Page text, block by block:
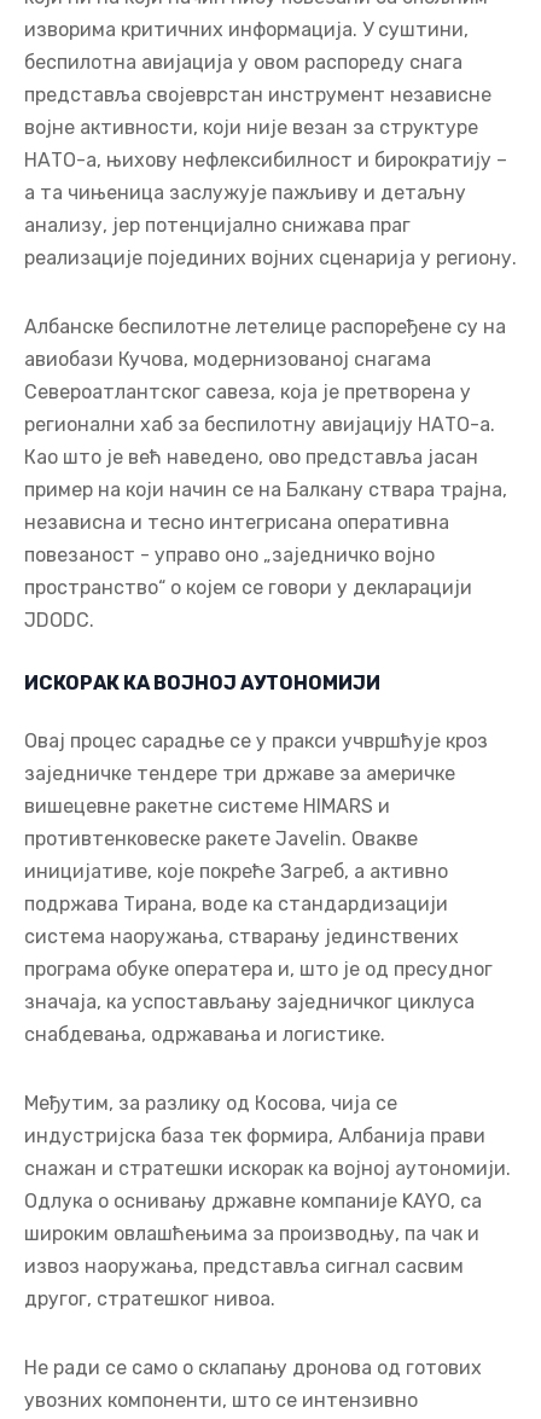
изворима критичних информација. У суштини,
беспилотна авијација у овом распореду снага
представља својеврстан инструмент независне
војне активности, који није везан за структуре
НАТО-а, њихову нефлексибилност и бирократију –
а та чињеница заслужује пажљиву и детаљну
анализу, јер потенцијално снижава праг
реализације појединих војних сценарија у региону.
Албанске беспилотне летелице распоређене су на
авиобази Кучова, модернизованој снагама
Североатлантског савеза, која је претворена у
регионални хаб за беспилотну авијацију НАТО-а.
Као што је већ наведено, ово представља јасан
пример на који начин се на Балкану ствара трајна,
независна и тесно интегрисана оперативна
повезаност - управо оно „заједничко војно
пространство“ о којем се говори у декларацији
JDODC.
ИСКОРАК КА ВОЈНОЈ АУТОНОМИЈИ
Овај процес сарадње се у пракси учвршћује кроз
заједничке тендере три државе за америчке
вишецевне ракетне системе HIMARS и
противтенковеске ракете Javelin. Овакве
иницијативе, које покреће Загреб, а активно
подржава Тирана, воде ка стандардизацији
система наоружања, стварању јединствених
програма обуке оператера и, што је од пресудног
значаја, ка успостављању заједничког циклуса
снабдевања, одржавања и логистике.
Међутим, за разлику од Косова, чија се
индустријска база тек формира, Албанија прави
снажан и стратешки искорак ка војној аутономији.
Одлука о оснивању државне компаније KAYO, са
широким овлашћењима за производњу, па чак и
извоз наоружања, представља сигнал сасвим
другог, стратешког нивоа.
Не ради се само о склапању дронова од готових
увозних компоненти, што се интензивно